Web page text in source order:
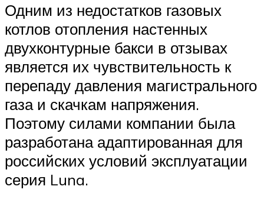
Одним из недостатков газовых
котлов отопления настенных
двухконтурные бакси в отзывах
является их чувствительность к
перепаду давления магистрального
газа и скачкам напряжения.
Поэтому силами компании была
разработана адаптированная для
российских условий эксплуатации
серия Luna.